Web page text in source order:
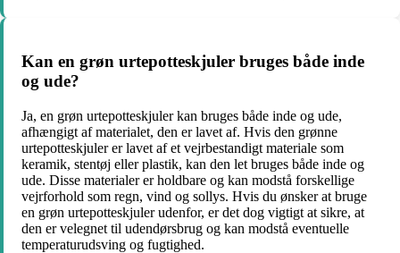
Kan en grøn urtepotteskjuler bruges både inde
og ude?
Ja, en grøn urtepotteskjuler kan bruges både inde og ude,
afhængigt af materialet, den er lavet af. Hvis den grønne
urtepotteskjuler er lavet af et vejrbestandigt materiale som
keramik, stentøj eller plastik, kan den let bruges både inde og
ude. Disse materialer er holdbare og kan modstå forskellige
vejrforhold som regn, vind og sollys. Hvis du ønsker at bruge
en grøn urtepotteskjuler udenfor, er det dog vigtigt at sikre, at
den er velegnet til udendørsbrug og kan modstå eventuelle
temperaturudsving og fugtighed.